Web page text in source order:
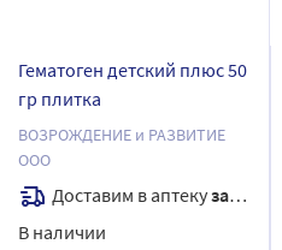
Гематоген детский плюс 50
гр плитка
ВОЗРОЖДЕНИЕ и РАЗВИТИЕ
ООО
Доставим в аптекузавтра
В наличии